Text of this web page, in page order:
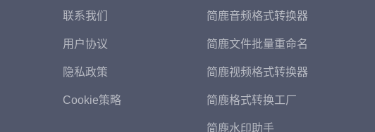
联系我们
用户协议
隐私政策
Cookie策略
简鹿音频格式转换器
简鹿文件批量重命名
简鹿视频格式转换器
简鹿格式转换工厂
简鹿水印助手